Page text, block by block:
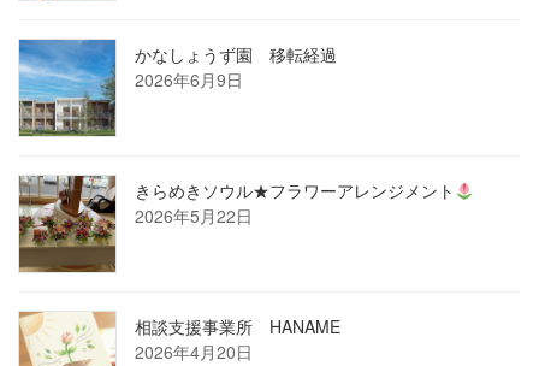
かなしょうず園 移転経過
2026年6月9日
きらめきソウル★フラワーアレンジメント
2026年5月22日
相談支援事業所 HANAME
2026年4月20日